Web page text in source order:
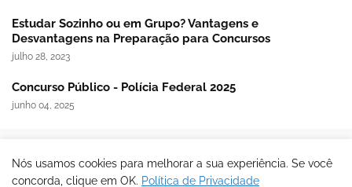
Estudar Sozinho ou em Grupo? Vantagens e
Desvantagens na Preparação para Concursos
julho 28, 2023
Concurso Público - Polícia Federal 2025
junho 04, 2025
© Blog Concursos - Todos os direitos reservados
Nós usamos cookies para melhorar a sua experiência. Se você
concorda, clique em OK. Política de Privacidade